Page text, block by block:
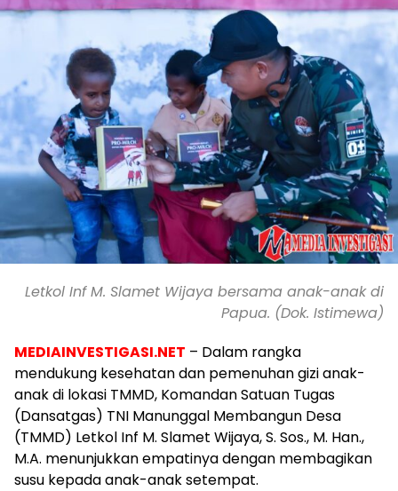
Letkol Inf M. Slamet Wijaya bersama anak-anak di
Papua. (Dok. Istimewa)
MEDIAINVESTIGASI.NET – Dalam rangka
mendukung kesehatan dan pemenuhan gizi anak-
anak di lokasi TMMD, Komandan Satuan Tugas
(Dansatgas) TNI Manunggal Membangun Desa
(TMMD) Letkol Inf M. Slamet Wijaya, S. Sos., M. Han.,
M.A. menunjukkan empatinya dengan membagikan
susu kepada anak-anak setempat.